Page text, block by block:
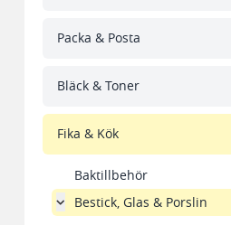
Packa & Posta
Bläck & Toner
Fika & Kök
Baktillbehör
Bestick, Glas & Porslin